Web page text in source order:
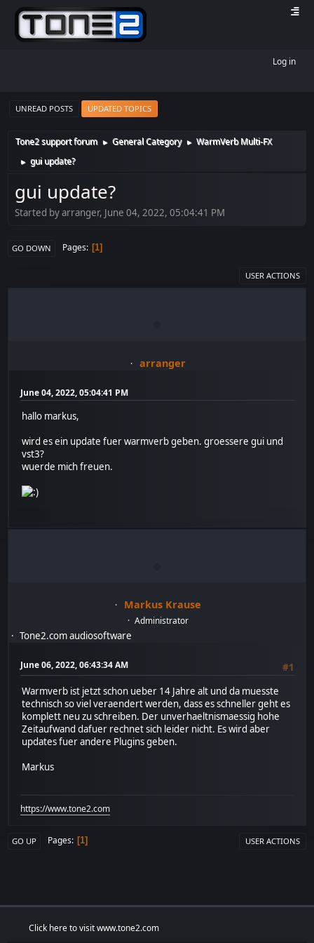
Log in
UNREAD POSTS UPDATED TOPICS
Tone2 support forum ► General Category ► WarmVerb Multi-FX
► gui update?
gui update?
Started by arranger, June 04, 2022, 05:04:41 PM
GO DOWN Pages 1
USER ACTIONS
arranger
June 04, 2022, 05:04:41 PM
hallo markus,
wird es ein update fuer warmverb geben. groessere gui und
vst3?
wuerde mich freuen.
Markus Krause
Administrator
Tone2.com audiosoftware
June 06, 2022, 06:43:34 AM
#1
Warmverb ist jetzt schon ueber 14 Jahre alt und da muesste
technisch so viel veraendert werden, dass es schneller geht es
komplett neu zu schreiben. Der unverhaeltnismaessig hohe
Zeitaufwand dafuer rechnet sich leider nicht. Es wird aber
updates fuer andere Plugins geben.
Markus
https://www.tone2.com
GO UP Pages 1 USER ACTIONS
Click here to visit www.tone2.com